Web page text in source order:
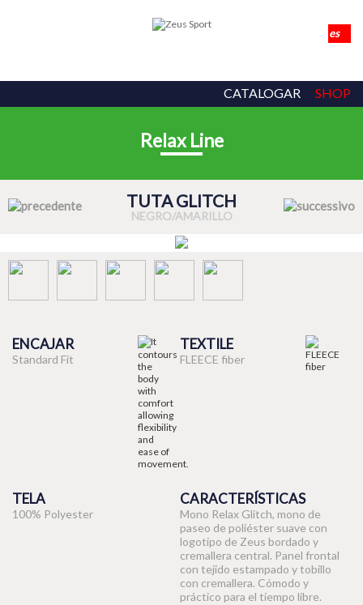
CATALOGAR SHOP
Relax Line
TUTA GLITCH
NEGRO/AMARILLO
ENCAJAR
Standard Fit
TEXTILE
FLEECE fiber
TELA
100% Polyester
CARACTERÍSTICAS
Mono Relax Glitch, mono de
paseo de poliéster suave con
logotipo de Zeus bordado y
cremallera central. Panel frontal
con tejido estampado y tobillo
con cremallera. Cómodo y
práctico para el tiempo libre.